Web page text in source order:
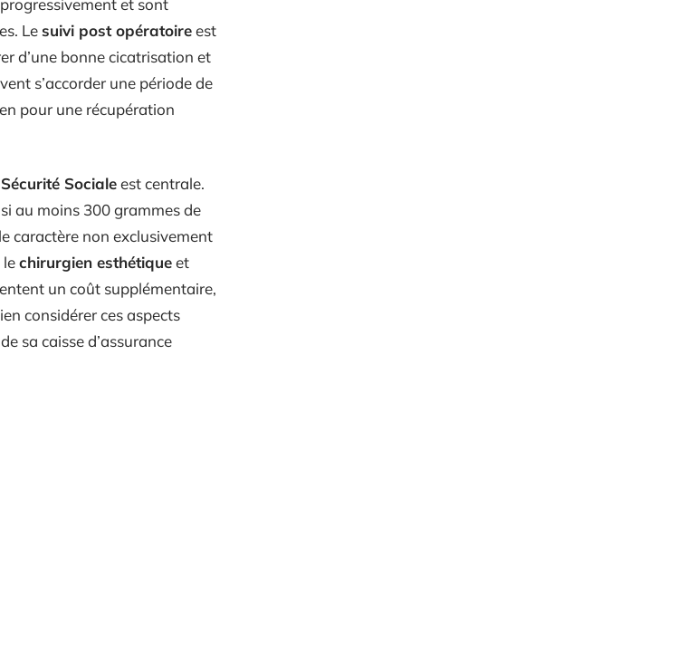
et sont
Lesuivi post opératoireest
d’une bonne cicatrisation et
s’accorder une période de
pour une récupération
Sécurité Socialeest centrale.
au moins 300 grammes de
caractère non exclusivement
lechirurgien esthétiqueet
un coût supplémentaire,
considérer ces aspects
sa caisse d’assurance